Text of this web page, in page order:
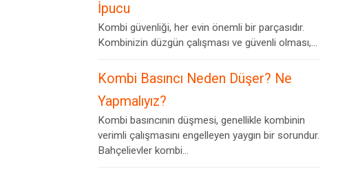
İpucu
Kombi güvenliği, her evin önemli bir parçasıdır.
Kombinizin düzgün çalışması ve güvenli olması,...
Kombi Basıncı Neden Düşer? Ne
Yapmalıyız?
Kombi basıncının düşmesi, genellikle kombinin
verimli çalışmasını engelleyen yaygın bir sorundur.
Bahçelievler kombi...